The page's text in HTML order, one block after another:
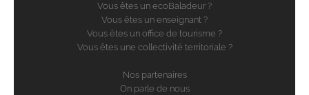
Vous êtes un ecoBaladeur ?
Vous êtes un enseignant ?
Vous êtes un office de tourisme ?
Vous êtes une collectivité territoriale ?
Nos partenaires
On parle de nous